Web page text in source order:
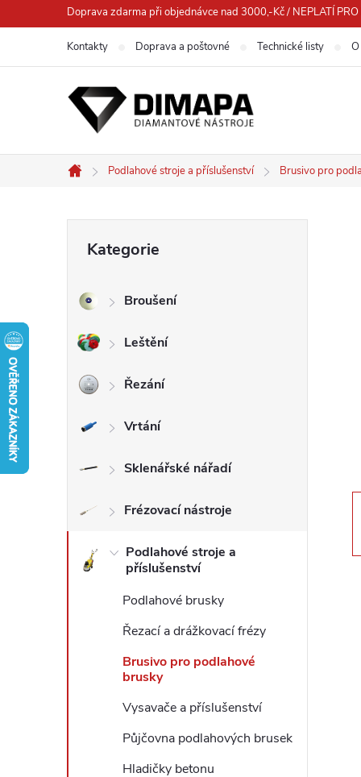
na
Doprava zdarma při objednávce nad 3000,-Kč / NEPLATÍ
Kontakty Doprava a poštovné Technické listy
Domů
Podlahové stroje a příslušenství Brusivo pro
s
a
n
n
kategorie
Kategorie
Broušení
Leštění
Řezání
Vrtání
Sklenářské nářadí
Frézovací nástroje
Podlahové stroje a
příslušenství
Podlahové brusky
Řezací a drážkovací frézy
Brusivo pro podlahové
brusky
Vysavače a příslušenství
Půjčovna podlahových brusek
Hladičky betonu